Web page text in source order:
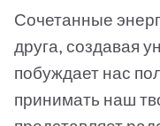
Сочетанные
друга, создавая
побуждает нас
принимать наш